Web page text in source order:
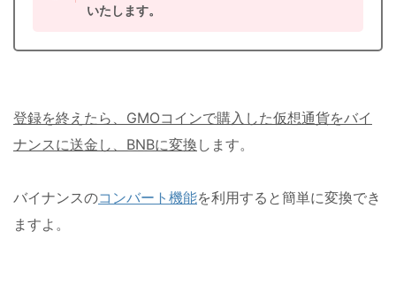
いたします。
登録を終えたら、GMOコインで購入した仮想通貨をバイ
ナンスに送金し、BNBに変換 します。
バイナンスのコンバート機能を利用すると簡単に変換でき
ますよ。